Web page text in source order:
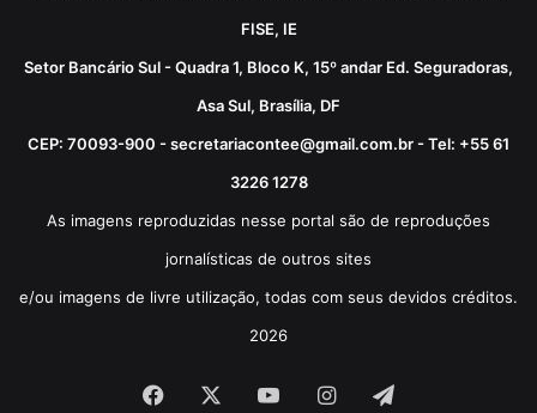
FISE, IE
Setor Bancário Sul - Quadra 1, Bloco K, 15º andar Ed. Seguradoras,
Asa Sul, Brasília, DF
CEP: 70093-900 - secretariacontee@gmail.com.br - Tel: +55 61
3226 1278
As imagens reproduzidas nesse portal são de reproduções
jornalísticas de outros sites
e/ou imagens de livre utilização, todas com seus devidos créditos.
2026
Facebook YouTubeInstagram